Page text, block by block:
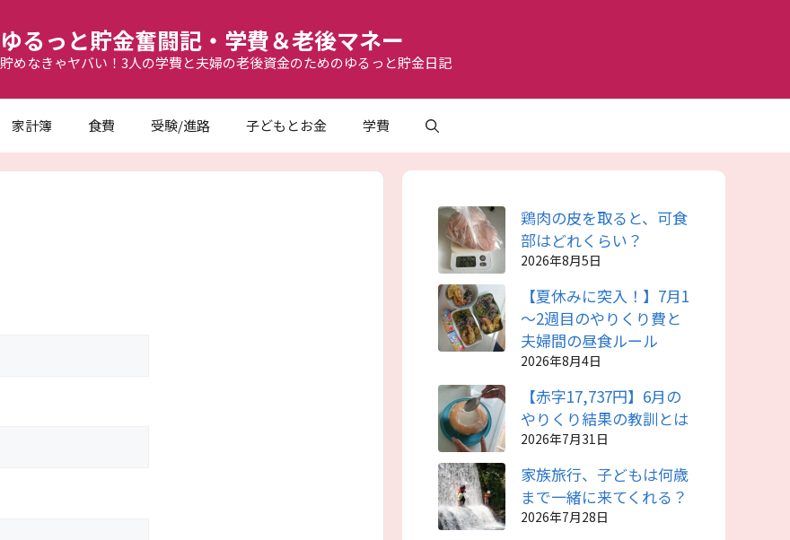
ゆるっと貯金奮闘記・学費＆老後マネー
貯めなきゃヤバい！3人の学費と夫婦の老後資金のためのゆるっと貯金日記
家計簿 食費 受験/進路 子どもとお金 学費
鶏肉の皮を取ると、可食
部はどれくらい？
2026年8月5日
【夏休みに突入！】7月1
～2週目のやりくり費と
夫婦間の昼食ルール
2026年8月4日
【赤字17,737円】6月の
やりくり結果の教訓とは
2026年7月31日
家族旅行、子どもは何歳
まで一緒に来てくれる？
2026年7月28日